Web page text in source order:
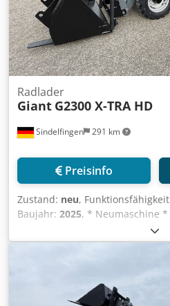
Sindelfingen 291 km
Radlader
Giant G2300 X-TRA HD
Preisinfo
Zustand: neu,
Baujahr: 2025, * Neumaschine
Einsatzgew 2.100kg * Hubkraft
27x10.50-15 SKID
Hxtiefx Ai Sjf * 1. Zusatzkreis
Spiegel/2x Halogen-
vorne&hinten/Radio -